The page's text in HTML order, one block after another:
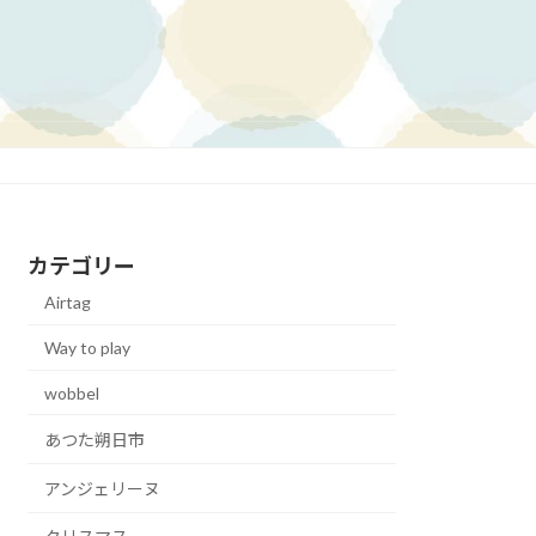
カテゴリー
Airtag
Way to play
wobbel
あつた朔日市
アンジェリーヌ